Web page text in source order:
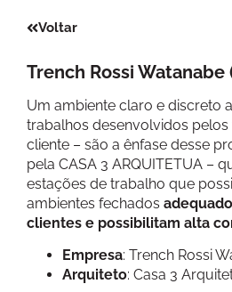
Voltar
Trench Rossi Watanabe
Um ambiente claro e discreto
trabalhos desenvolvidos pelos
cliente – são a ênfase desse
pela CASA 3 ARQUITETUA –
estações de trabalho que
ambientes fechados
clientes e possibilitam alta
Empresa: Trench Rossi
Arquiteto: Casa 3